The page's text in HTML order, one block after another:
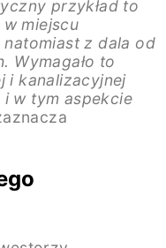
przykład to
miejscu
z dala od
Wymagało to
i kanalizacyjnej
i w tym aspekcie